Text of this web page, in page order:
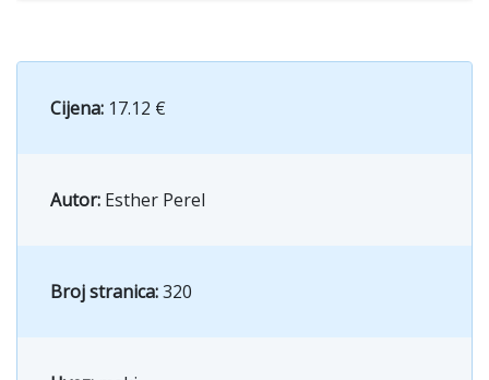
Cijena: 17.12 €
Autor: Esther Perel
Broj stranica:320